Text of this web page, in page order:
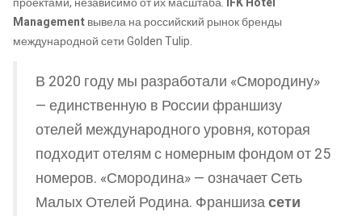
Managementвывела на российский рынок бренды
международной сети Golden Tulip.
В 2020 году мы разработали «Смородину»
— единственную в России франшизу
отелей международного уровня, которая
подходит отелям с номерным фондом от 25
номеров. «Смородина» — означает Сеть
Малых Отелей Родина. Франшизасети